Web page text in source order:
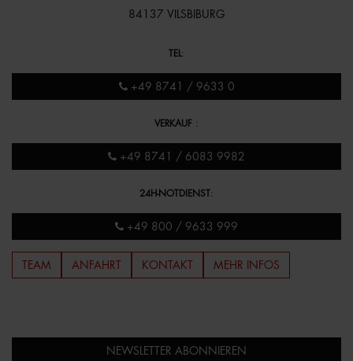
84137 VILSBIBURG
TEL :
+49 8741 / 9633 0
VERKAUF :
+49 8741 / 6083 9982
24H-NOTDIENST:
+49 800 / 9633 999
TEAM ANFAHRT KONTAKT MEHR INFOS
NEWSLETTER ABONNIEREN